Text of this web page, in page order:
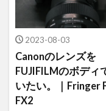
2023-08-03
Canonのレンズを
FUJIFILMのボディ
いたい。｜Fringer
FX2